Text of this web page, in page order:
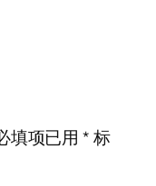
填项已用*标